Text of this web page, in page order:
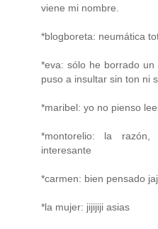
viene mi nombre.
*blogboreta: neumática
*eva: sólo he borrado
puso a insultar sin ton ni
*maribel: yo no pienso
*montorelio: la
interesante
*carmen: bien pensado
*la mujer: jijijiji asias